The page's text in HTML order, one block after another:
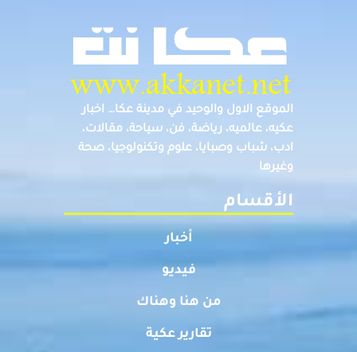
الموقع الاول والوحيد في مدينة عكا… اخبار
عكيه، عالميه، رياضة، فن، سياحة، مقالات،
ادب، شباب وصبايا، علوم وتكنولوجيا، صحة
وغيرها
الأقسام
أخبار
فيديو
من هنا وهناك
تقارير عكية